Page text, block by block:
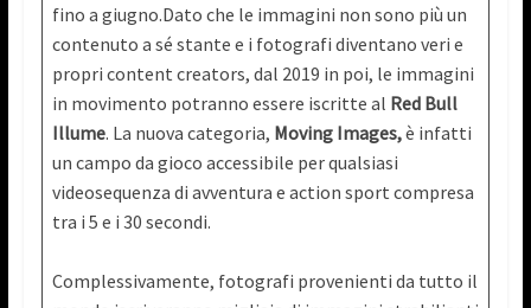
fino a giugno.Dato che le immagini non sono più un
contenuto a sé stante e i fotografi diventano veri e
propri content creators, dal 2019 in poi, le immagini
in movimento potranno essere iscritte al Red Bull
Illume. La nuova categoria, Moving Images,è infatti
un campo da gioco accessibile per qualsiasi
videosequenza di avventura e action sport compresa
tra i 5 e i 30 secondi.
Complessivamente, fotografi provenienti da tutto il